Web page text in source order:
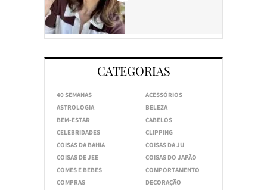
CATEGORIAS
40 SEMANAS
ACESSÓRIOS
ASTROLOGIA
BELEZA
BEM-ESTAR
CABELOS
CELEBRIDADES
CLIPPING
COISAS DA BAHIA
COISAS DA JU
COISAS DE JEE
COISAS DO JAPÃO
COMES E BEBES
COMPORTAMENTO
COMPRAS
DECORAÇÃO